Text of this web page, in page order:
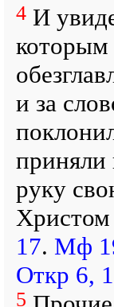
4 И
и за
приняли
руку
17. Мф
Откр 6,
5